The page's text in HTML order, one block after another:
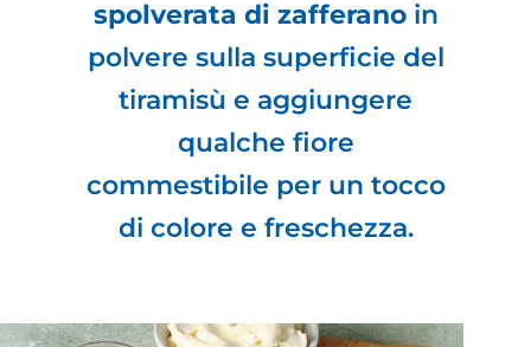
spolverata di zafferanoin
polvere sulla superficie del
tiramisù e aggiungere
qualche fiore
commestibile per un tocco
di colore e freschezza.